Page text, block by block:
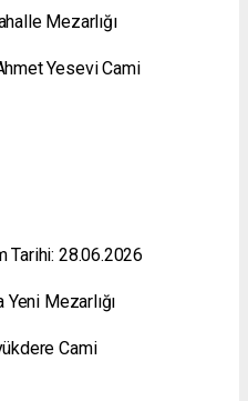
Mezarlığı
Yesevi Cami
Tarihi: 28.06.2026
Yeni Mezarlığı
Cami